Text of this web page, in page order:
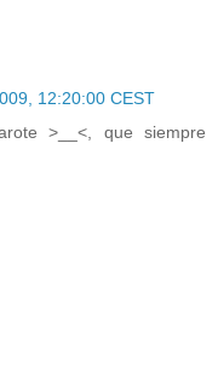
12:20:00 CEST
>__<, que siempre